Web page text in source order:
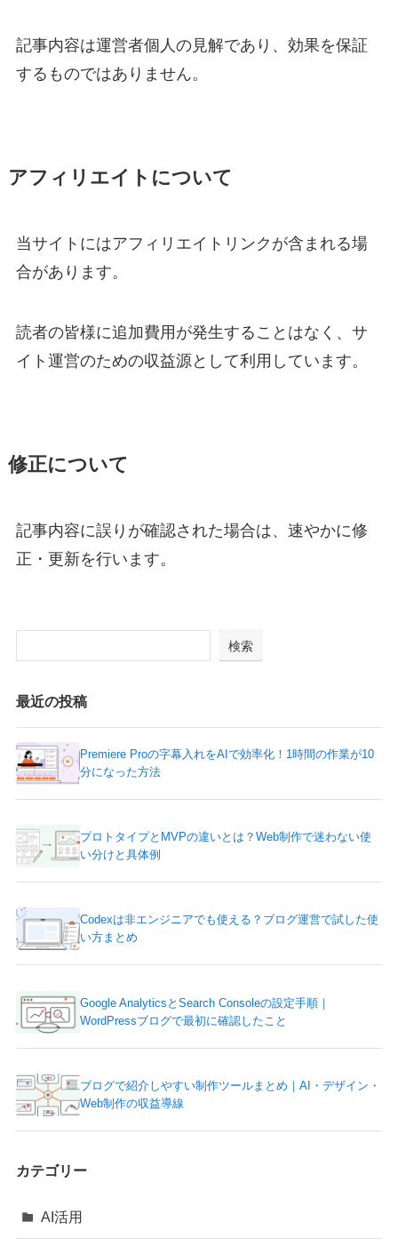
記事内容は運営者個人の見解であり、効果を保証
するものではありません。
アフィリエイトについて
当サイトにはアフィリエイトリンクが含まれる場
合があります。
読者の皆様に追加費用が発生することはなく、サ
イト運営のための収益源として利用しています。
修正について
記事内容に誤りが確認された場合は、速やかに修
正・更新を行います。
検索
最近の投稿
Premiere Proの字幕入れをAIで効率化！1時間の作業が10
分になった方法
プロトタイプとMVPの違いとは？Web制作で迷わない使
い分けと具体例
Codexは非エンジニアでも使える？ブログ運営で試した使
い方まとめ
Google AnalyticsとSearch Consoleの設定手順｜
WordPressブログで最初に確認したこと
ブログで紹介しやすい制作ツールまとめ｜AI・デザイン・
Web制作の収益導線
カテゴリー
AI活用